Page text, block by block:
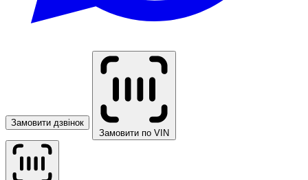
Замовити дзвінок
Замовити по VIN